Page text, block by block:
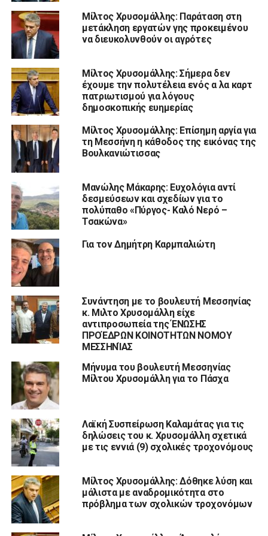
Μίλτος Χρυσομάλλης: Παράταση στη
μετάκληση εργατών γης προκειμένου
να διευκολυνθούν οι αγρότες
Μίλτος Χρυσομάλλης: Σήμερα δεν
έχουμε την πολυτέλεια ενός α λα καρτ
πατριωτισμού για λόγους
δημοσκοπικής ευημερίας
Μίλτος Χρυσομάλλης: Επίσημη αργία για
τη Μεσσήνη η κάθοδος της εικόνας της
Βουλκανιώτισσας
Μανώλης Μάκαρης: Ευχολόγια αντί
δεσμεύσεων και σχεδίων για το
πολύπαθο «Πύργος- Καλό Νερό –
Τσακώνα»
Για τον Δημήτρη Καρμπαλιώτη
Συνάντηση με το βουλευτή Μεσσηνίας
κ. Μιλτο Χρυσομάλλη είχε
αντιπροσωπεία της ΈΝΩΣΗΣ
ΠΡΟΈΔΡΩΝ ΚΟΙΝΟΤΗΤΩΝ ΝΟΜΟΥ
ΜΕΣΣΗΝΊΑΣ
Μήνυμα του βουλευτή Μεσσηνίας
Μίλτου Χρυσομάλλη για το Πάσχα
Λαϊκή Συσπείρωση Καλαμάτας για τις
δηλώσεις του κ. Χρυσομάλλη σχετικά
με τις εννιά (9) σχολικές τροχονόμους
Μίλτος Χρυσομάλλης: Δόθηκε λύση και
μάλιστα με αναδρομικότητα στο
πρόβλημα των σχολικών τροχονόμων